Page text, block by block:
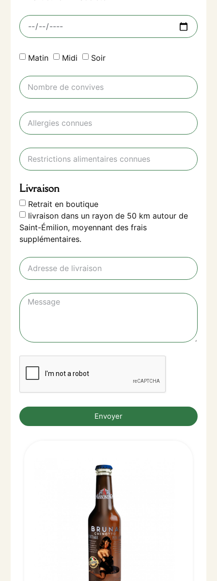
Matin Midi Soir
Livraison
Retrait en boutique
livraison dans un rayon de 50 km autour de
Saint-Émilion, moyennant des frais
supplémentaires.
Envoyer